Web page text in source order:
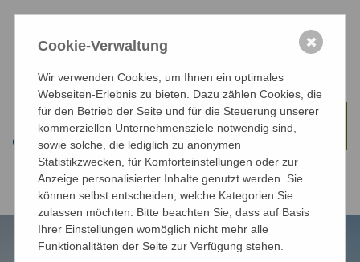
Einfache Sprache
Cookie-Verwaltung
Wir verwenden Cookies, um Ihnen ein optimales
Webseiten-Erlebnis zu bieten. Dazu zählen Cookies, die
für den Betrieb der Seite und für die Steuerung unserer
kommerziellen Unternehmensziele notwendig sind,
sowie solche, die lediglich zu anonymen
Statistikzwecken, für Komforteinstellungen oder zur
Anzeige personalisierter Inhalte genutzt werden. Sie
können selbst entscheiden, welche Kategorien Sie
zulassen möchten. Bitte beachten Sie, dass auf Basis
Ihrer Einstellungen womöglich nicht mehr alle
Funktionalitäten der Seite zur Verfügung stehen.
✖